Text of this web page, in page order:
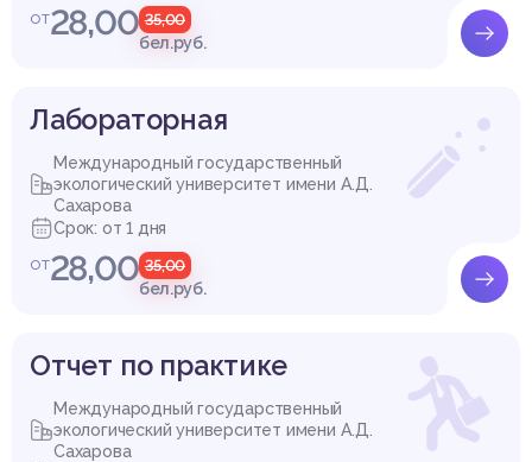
от28,00 35,00
бел.руб.
Лабораторная
Международный государственный
экологический университет имени А.Д.
Сахарова
Срок: от 1 дня
от28,00 35,00
бел.руб.
Отчет по практике
Международный государственный
экологический университет имени А.Д.
Сахарова